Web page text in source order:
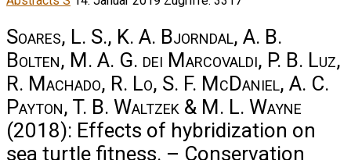
Soares, L. S., K. A. Bjorndal, A. B.
Bolten, M. A. G. dei Marcovaldi, P. B. Luz,
R. Machado, R. Lo, S. F. McDaniel, A. C.
Payton, T. B. Waltzek & M. L. Wayne
(2018): Effects of hybridization on
sea turtle fitness. – Conservation